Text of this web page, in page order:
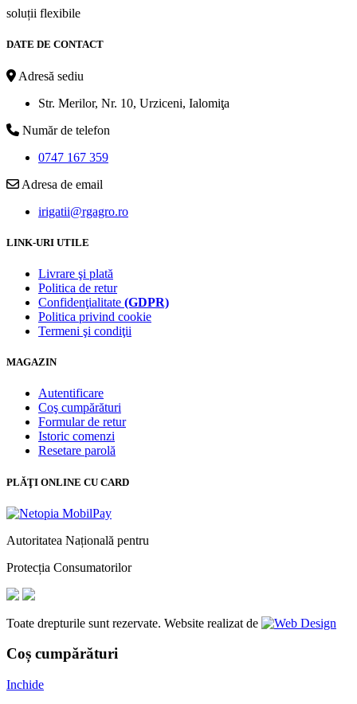
soluții flexibile
DATE DE CONTACT
Adresă sediu
Str. Merilor, Nr. 10, Urziceni, Ialomiţa
Număr de telefon
0747 167 359
Adresa de email
irigatii@rgagro.ro
LINK-URI UTILE
Livrare şi plată
Politica de retur
Confidenţialitate (GDPR)
Politica privind cookie
Termeni şi condiţii
MAGAZIN
Autentificare
Coş cumpărături
Formular de retur
Istoric comenzi
Resetare parolă
PLĂŢI ONLINE CU CARD
Autoritatea Națională pentru
Protecția Consumatorilor
Toate drepturile sunt rezervate. Website realizat de
Coș cumpărături
Inchide